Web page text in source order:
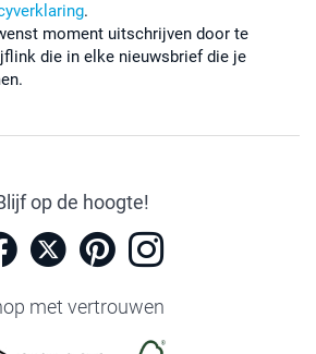
.
moment uitschrijven door te
die in elke nieuwsbrief die je
op de hoogte!
met vertrouwen